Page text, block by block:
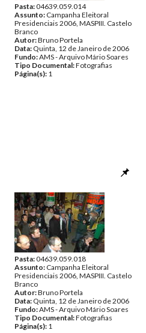
Pasta:04639.059.014
Assunto: Campanha Eleitoral
Presidenciais 2006, MASPIII. Castelo
Branco
Autor:Bruno Portela
Data: Quinta, 12 de Janeiro de 2006
Fundo:AMS - Arquivo Mário Soares
Tipo Documental:Fotografias
Página(s): 1
Pasta:04639.059.018
Assunto: Campanha Eleitoral
Presidenciais 2006, MASPIII. Castelo
Branco
Autor:Bruno Portela
Data: Quinta, 12 de Janeiro de 2006
Fundo:AMS - Arquivo Mário Soares
Tipo Documental:Fotografias
Página(s): 1